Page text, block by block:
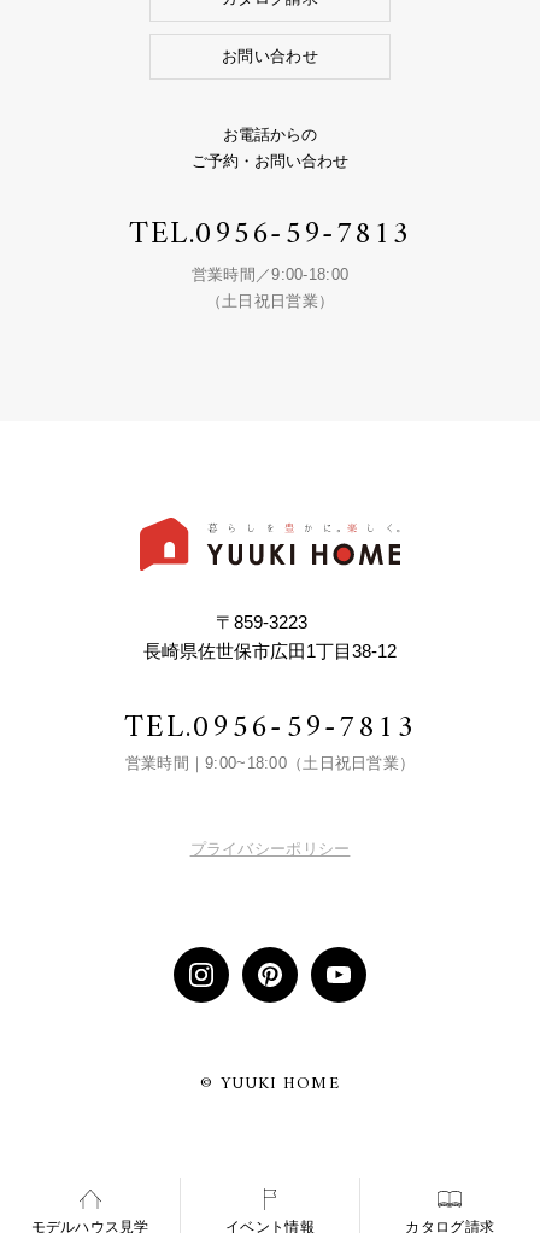
お問い合わせ
お電話からの
ご予約・お問い合わせ
TEL.0956-59-7813
営業時間／9:00-18:00
（土日祝日営業）
〒859-3223
長崎県佐世保市広田1丁目38-12
TEL.0956-59-7813
営業時間｜9:00~18:00（土日祝日営業）
プライバシーポリシー
© YUUKI HOME
モデルハウス見学 イベント情報 カタログ請求